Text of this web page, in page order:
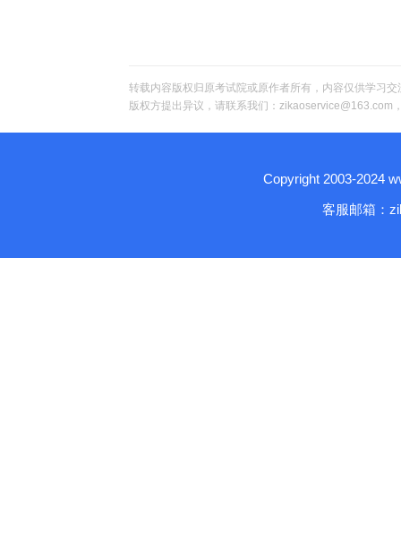
转载内容版权归原考试院或原作者所有，内容仅供学习
版权方提出异议，请联系我们：zikaoservice@163.com
Copyright 2003-2024
客服邮箱：